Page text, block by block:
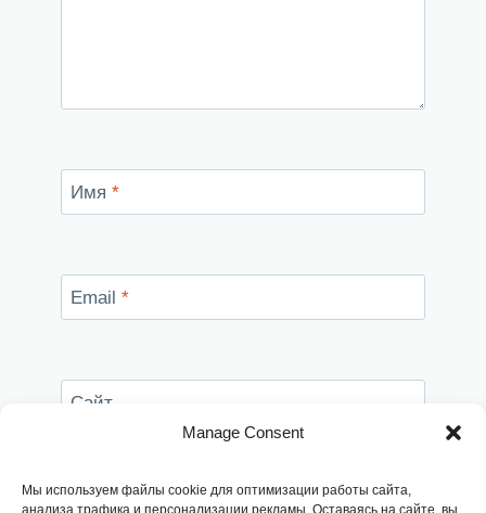
Manage Consent
Мы используем файлы cookie для оптимизации работы сайта,
анализа трафика и персонализации рекламы. Оставаясь на сайте, вы
Имя *
Email *
Сайт
этом браузере для последующих моих
комментариев.